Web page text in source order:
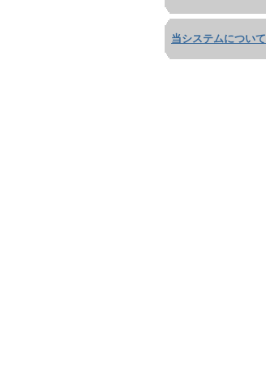
当システムについて